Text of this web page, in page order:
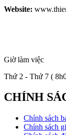
Website:
Giờ làm việc
Thứ 2 - Thứ 7 (
CHÍNH
Chính sách
Chính sách